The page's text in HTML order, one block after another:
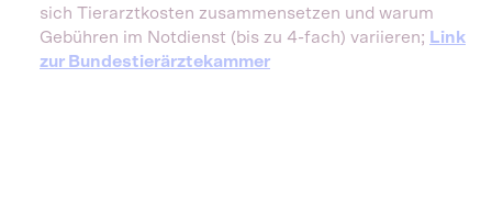
sich Tierarztkosten zusammensetzen und warum
Gebühren im Notdienst (bis zu 4-fach) variieren; Link
zur Bundestierärztekammer